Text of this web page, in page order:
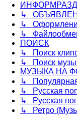
↳
↳
↳
ПОИСК
↳ Поиск
↳ Поиск
МУЗЫКА НА
↳
↳ Русская
↳ Русская
↳ Ретро